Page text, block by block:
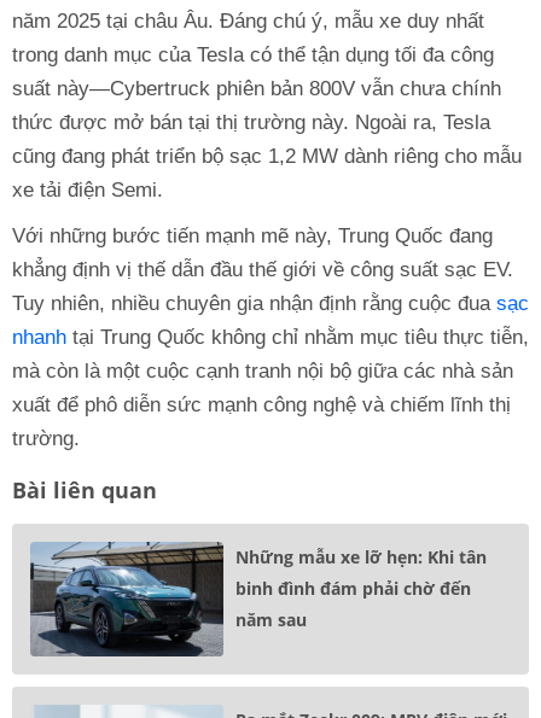
năm 2025 tại châu Âu. Đáng chú ý, mẫu xe duy nhất
trong danh mục của Tesla có thể tận dụng tối đa công
suất này—Cybertruck phiên bản 800V vẫn chưa chính
thức được mở bán tại thị trường này. Ngoài ra, Tesla
cũng đang phát triển bộ sạc 1,2 MW dành riêng cho mẫu
xe tải điện Semi.
Với những bước tiến mạnh mẽ này, Trung Quốc đang
khẳng định vị thế dẫn đầu thế giới về công suất sạc EV.
Tuy nhiên, nhiều chuyên gia nhận định rằng cuộc đua sạc
nhanh tại Trung Quốc không chỉ nhằm mục tiêu thực tiễn,
mà còn là một cuộc cạnh tranh nội bộ giữa các nhà sản
xuất để phô diễn sức mạnh công nghệ và chiếm lĩnh thị
trường.
Bài liên quan
Những mẫu xe lỡ hẹn: Khi tân
binh đình đám phải chờ đến
năm sau